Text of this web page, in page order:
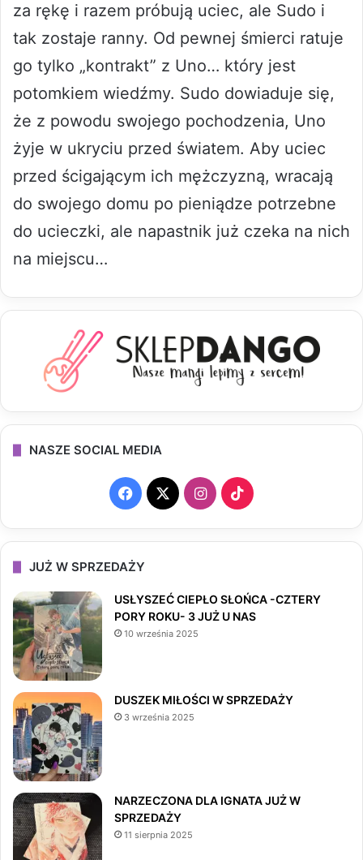
za rękę i razem próbują uciec, ale Sudo i
tak zostaje ranny. Od pewnej śmierci ratuje
go tylko „kontrakt” z Uno… który jest
potomkiem wiedźmy. Sudo dowiaduje się,
że z powodu swojego pochodzenia, Uno
żyje w ukryciu przed światem. Aby uciec
przed ścigającym ich mężczyzną, wracają
do swojego domu po pieniądze potrzebne
do ucieczki, ale napastnik już czeka na nich
na miejscu…
NASZE SOCIAL MEDIA
F
a
c
e
b
k
X
I
n
a
T
i
T
o
JUŻ W SPRZEDAŻY
USŁYSZEĆ CIEPŁO SŁOŃCA -CZTERY
PORY ROKU- 3 JUŻ U NAS
10 września 2025
DUSZEK MIŁOŚCI W SPRZEDAŻY
3 września 2025
NARZECZONA DLA IGNATA JUŻ W
SPRZEDAŻY
11 sierpnia 2025